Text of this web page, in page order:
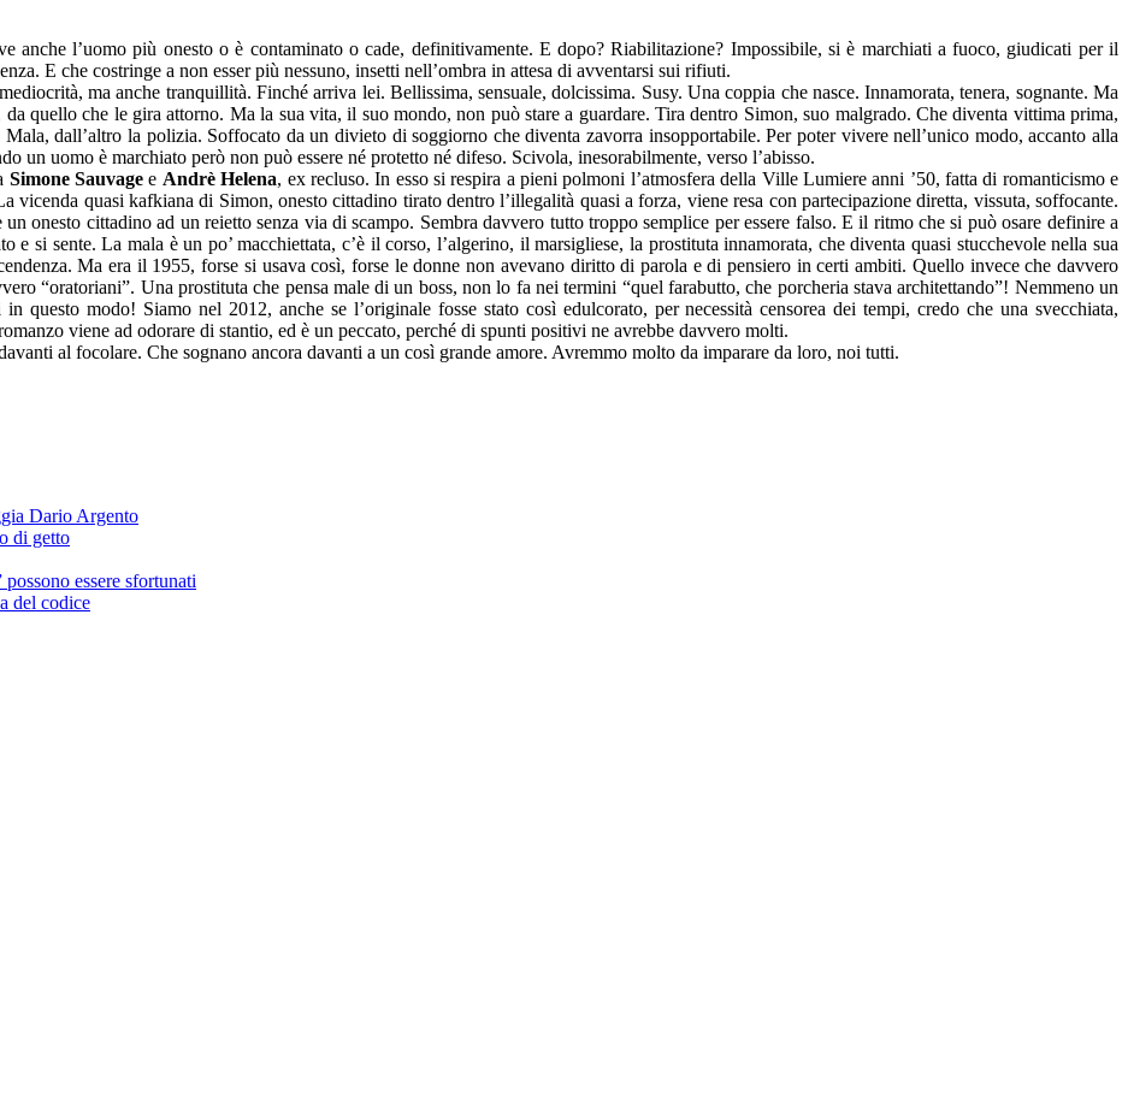
anche l’uomo più onesto o è contaminato o cade, definitivamente. E dopo? Riabilitazione? Impossibile, si è marchiati a fuoco, giudicati per il
E che costringe a non esser più nessuno, insetti nell’ombra in attesa di avventarsi sui rifiuti.
ma anche tranquillità. Finché arriva lei. Bellissima, sensuale, dolcissima. Susy. Una coppia che nasce. Innamorata, tenera, sognante. Ma
quello che le gira attorno. Ma la sua vita, il suo mondo, non può stare a guardare. Tira dentro Simon, suo malgrado. Che diventa vittima prima,
dall’altro la polizia. Soffocato da un divieto di soggiorno che diventa zavorra insopportabile. Per poter vivere nell’unico modo, accanto alla
un uomo è marchiato però non può essere né protetto né difeso. Scivola, inesorabilmente, verso l’abisso.
Simone Sauvage e Andrè Helena, ex recluso. In esso si respira a pieni polmoni l’atmosfera della Ville Lumiere anni ’50, fatta di romanticismo e
vicenda quasi kafkiana di Simon, onesto cittadino tirato dentro l’illegalità quasi a forza, viene resa con partecipazione diretta, vissuta, soffocante.
onesto cittadino ad un reietto senza via di scampo. Sembra davvero tutto troppo semplice per essere falso. E il ritmo che si può osare definire a
si sente. La mala è un po’ macchiettata, c’è il corso, l’algerino, il marsigliese, la prostituta innamorata, che diventa quasi stucchevole nella sua
Ma era il 1955, forse si usava così, forse le donne non avevano diritto di parola e di pensiero in certi ambiti. Quello invece che davvero
“oratoriani”. Una prostituta che pensa male di un boss, non lo fa nei termini “quel farabutto, che porcheria stava architettando”! Nemmeno un
questo modo! Siamo nel 2012, anche se l’originale fosse stato così edulcorato, per necessità censorea dei tempi, credo che una svecchiata,
viene ad odorare di stantio, ed è un peccato, perché di spunti positivi ne avrebbe davvero molti.
al focolare. Che sognano ancora davanti a un così grande amore. Avremmo molto da imparare da loro, noi tutti.
Dario Argento
di getto
essere sfortunati
del codice